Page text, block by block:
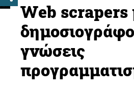
Web scrapers
γνώσεις